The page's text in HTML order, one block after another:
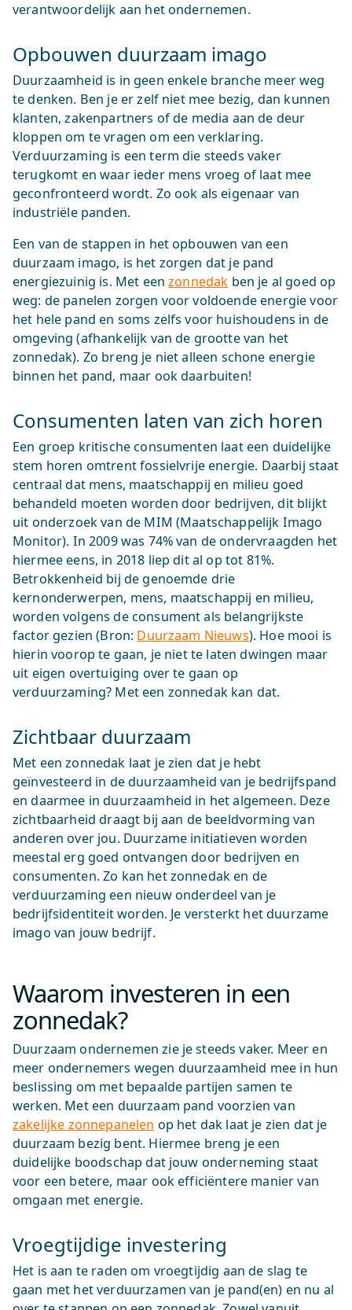
verantwoordelijk aan het ondernemen.
Opbouwen duurzaam imago
Duurzaamheid is in geen enkele branche meer weg
te denken. Ben je er zelf niet mee bezig, dan kunnen
klanten, zakenpartners of de media aan de deur
kloppen om te vragen om een verklaring.
Verduurzaming is een term die steeds vaker
terugkomt en waar ieder mens vroeg of laat mee
geconfronteerd wordt. Zo ook als eigenaar van
industriële panden.
Een van de stappen in het opbouwen van een
duurzaam imago, is het zorgen dat je pand
energiezuinig is. Met eenzonnedak ben je al goed op
weg: de panelen zorgen voor voldoende energie voor
het hele pand en soms zelfs voor huishoudens in de
omgeving (afhankelijk van de grootte van het
zonnedak). Zo breng je niet alleen schone energie
binnen het pand, maar ook daarbuiten!
Consumenten laten van zich horen
Een groep kritische consumenten laat een duidelijke
stem horen omtrent fossielvrije energie. Daarbij staat
centraal dat mens, maatschappij en milieu goed
behandeld moeten worden door bedrijven, dit blijkt
uit onderzoek van de MIM (Maatschappelijk Imago
Monitor). In 2009 was 74% van de ondervraagden het
hiermee eens, in 2018 liep dit al op tot 81%.
Betrokkenheid bij de genoemde drie
kernonderwerpen, mens, maatschappij en milieu,
worden volgens de consument als belangrijkste
factor gezien (Bron: Duurzaam Nieuws). Hoe mooi is
hierin voorop te gaan, je niet te laten dwingen maar
uit eigen overtuiging over te gaan op
verduurzaming? Met een zonnedak kan dat.
Zichtbaar duurzaam
Met een zonnedak laat je zien dat je hebt
geïnvesteerd in de duurzaamheid van je bedrijfspand
en daarmee in duurzaamheid in het algemeen. Deze
zichtbaarheid draagt bij aan de beeldvorming van
anderen over jou. Duurzame initiatieven worden
meestal erg goed ontvangen door bedrijven en
consumenten. Zo kan het zonnedak en de
verduurzaming een nieuw onderdeel van je
bedrijfsidentiteit worden. Je versterkt het duurzame
imago van jouw bedrijf.
Waarom investeren in een
zonnedak?
Duurzaam ondernemen zie je steeds vaker. Meer en
meer ondernemers wegen duurzaamheid mee in hun
beslissing om met bepaalde partijen samen te
werken. Met een duurzaam pand voorzien van
zakelijke zonnepanelen op het dak laat je zien dat je
duurzaam bezig bent. Hiermee breng je een
duidelijke boodschap dat jouw onderneming staat
voor een betere, maar ook efficiëntere manier van
omgaan met energie.
Vroegtijdige investering
Het is aan te raden om vroegtijdig aan de slag te
gaan met het verduurzamen van je pand(en) en nu al